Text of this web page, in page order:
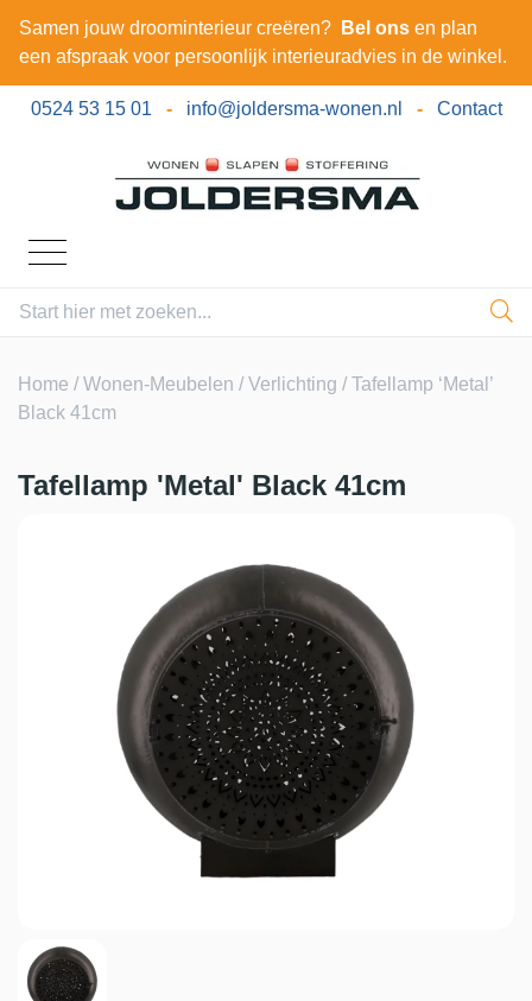
Samen jouw droominterieur creëren? Bel ons en plan
een afspraak voor persoonlijk interieuradvies in de winkel.
0524 53 15 01 - info@joldersma-wonen.nl - Contact
Home /Wonen-Meubelen /Verlichting / Tafellamp ‘Metal’
Black 41cm
Tafellamp 'Metal' Black 41cm